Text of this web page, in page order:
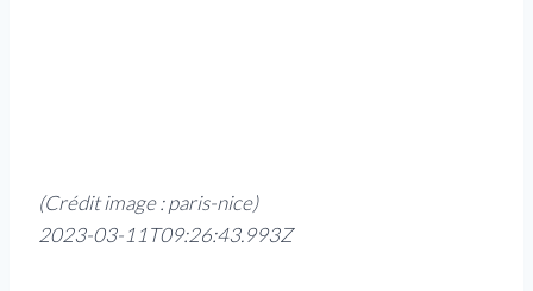
(Crédit image : paris-nice)
2023-03-11T09:26:43.993Z